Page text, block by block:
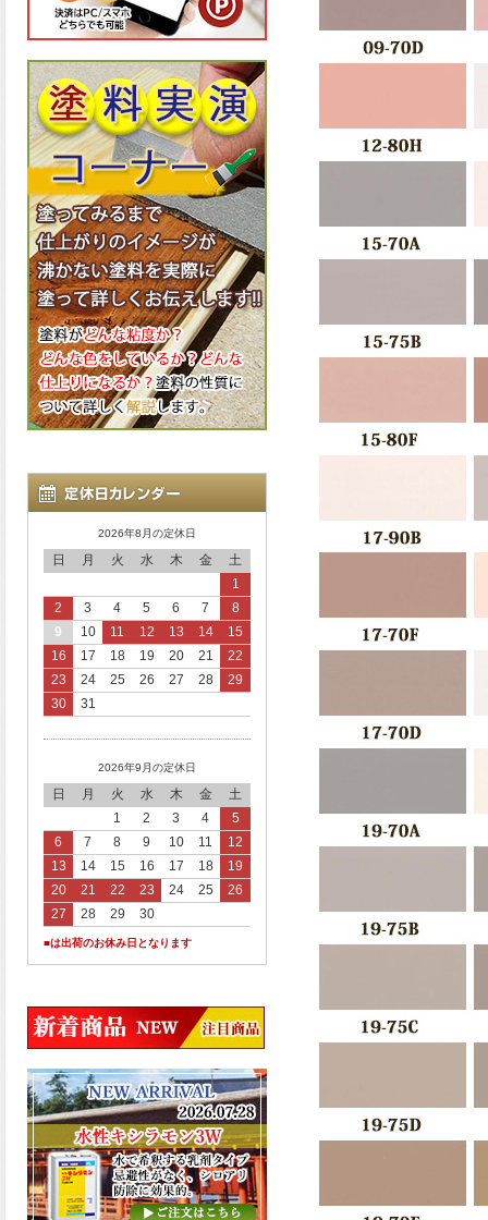
2026年8月の定休日
日 月 火 水 木 金
土
1
2
3 4 5 6 7
8
9
10 11 12 13 14
15
16
17 18 19 20 21
22
23
24 25 26 27 28
29
30
31
2026年9月の定休日
日 月 火 水 木 金
土
1
2 3 4
5
6
7 8 9 10 11
12
13
14 15 16 17 18
19
20
21 22 23 24 25
26
27
28 29 30
■は出荷のお休み日となります